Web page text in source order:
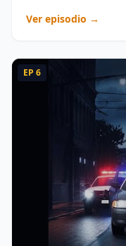
Ver episodio →
EP 6